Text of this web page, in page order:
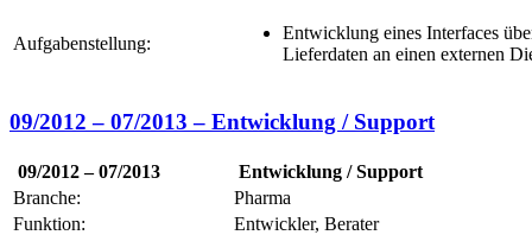
Aufgabenstellung:
Entwicklung eines Interfaces
Lieferdaten an einen externen
09/2012 – 07/2013 – Entwicklung / Support
09/2012 – 07/2013
Entwicklung / Support
Branche:
Pharma
Funktion:
Entwickler, Berater